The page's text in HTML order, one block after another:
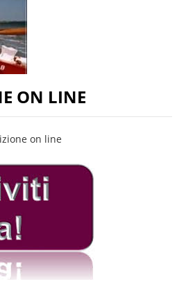
ON LINE
on line